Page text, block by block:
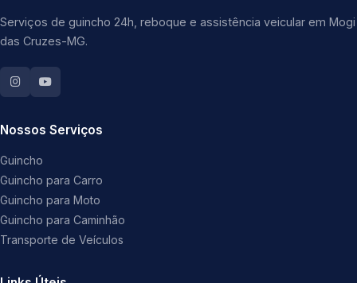
Serviços de guincho 24h, reboque e assistência veicular em Mogi
das Cruzes-MG.
Nossos Serviços
Guincho
Guincho para Carro
Guincho para Moto
Guincho para Caminhão
Transporte de Veículos